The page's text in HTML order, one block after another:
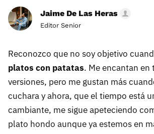
Jaime De Las Heras
Editor Senior
Reconozco que no soy objetivo
platos con patatas. Me encantan en
versiones, pero me gustan más
cuchara y ahora, que el tiempo está
cambiante, me sigue apeteciendo
plato hondo aunque ya estemos en